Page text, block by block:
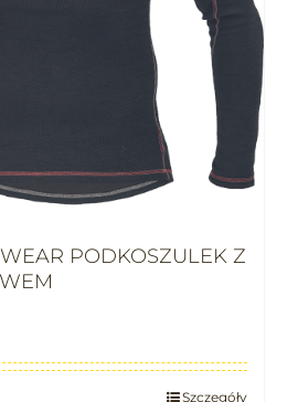
PODKOSZULEK Z
Szczegóły